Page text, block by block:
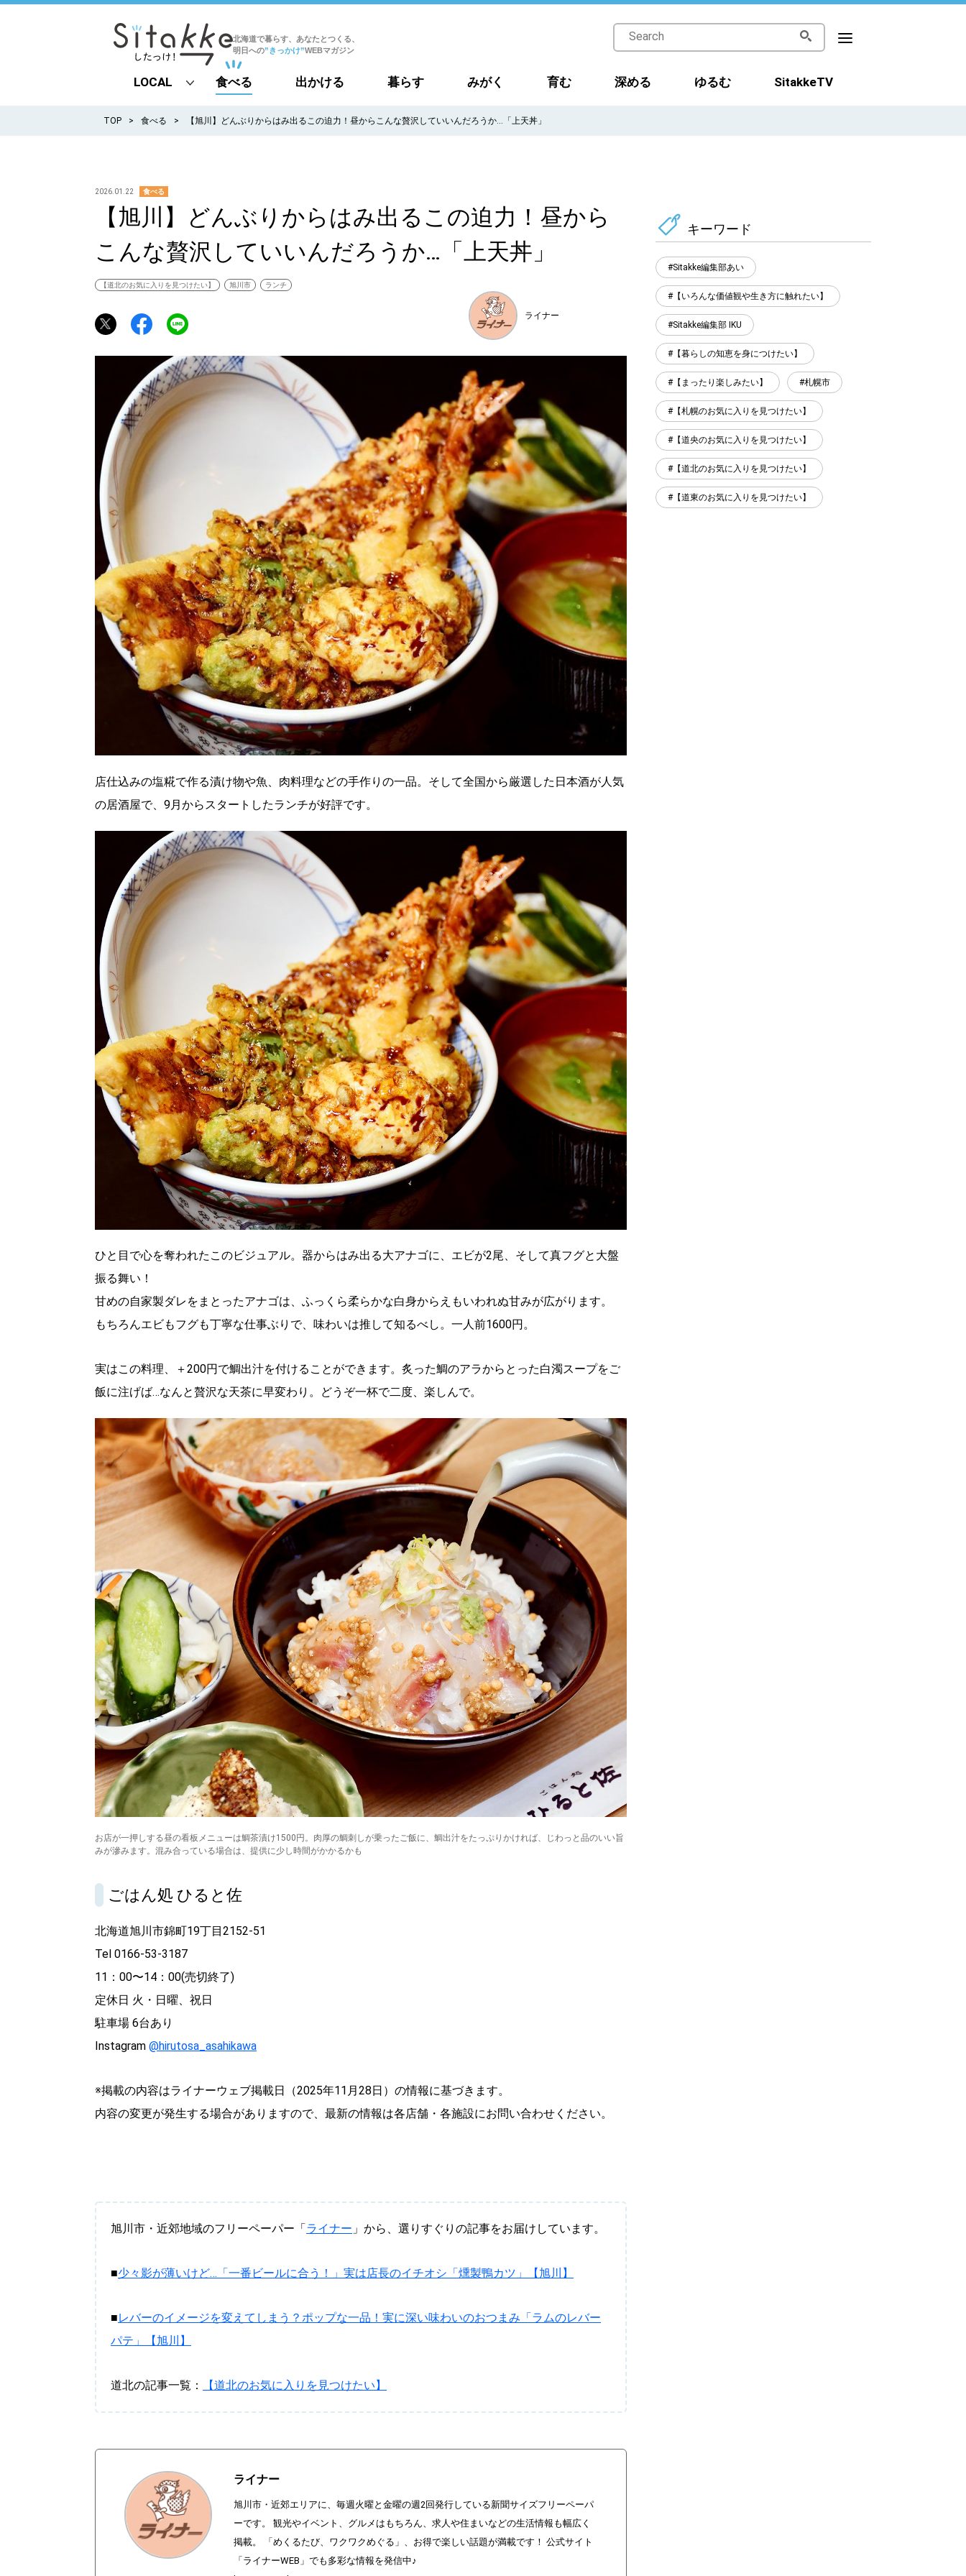
北海道で暮らす、あなたとつくる、
明日への”きっかけ”WEBマガジン
北海道で暮らす、あなたとつくる、
明日への”きっかけ”WEBマガジン
パートナーメディア Sitakkeパートナー
運営会社 広告掲載 情報提供・お問い合わせ 利用規約
プライバシーポリシー
閉じる
SEARCH
検索する
CATEGORY
カテゴリー
LOCAL
ローカルエリア
KEYWORD
キーワード
Sitakke編集部あい
Sitakke編集部 IKU
【まったり楽しみたい】
【道央のお気に入りを見つけたい】
【道東のお気に入りを見つけたい】
LOCAL
all
道北
道南
道東
道央
食べる 出かける 暮らす みがく 育む 深める ゆるむ SitakkeTV
TOP 食べる 【旭川】どんぶりからはみ出るこの迫力！昼からこんな贅沢していいんだろうか…「上天丼」
2026.01.22 食べる
【旭川】どんぶりからはみ出るこの迫力！昼から
こんな贅沢していいんだろうか…「上天丼」
【道北のお気に入りを見つけたい】 旭川市 ランチ
ライナー
店仕込みの塩糀で作る漬け物や魚、肉料理などの手作りの一品。そして全国から厳選した日本酒が人気
の居酒屋で、9月からスタートしたランチが好評です。
ひと目で心を奪われたこのビジュアル。器からはみ出る大アナゴに、エビが2尾、そして真フグと大盤
振る舞い！
甘めの自家製ダレをまとったアナゴは、ふっくら柔らかな白身からえもいわれぬ甘みが広がります。
もちろんエビもフグも丁寧な仕事ぶりで、味わいは推して知るべし。一人前1600円。
実はこの料理、＋200円で鯛出汁を付けることができます。炙った鯛のアラからとった白濁スープをご
飯に注げば…なんと贅沢な天茶に早変わり。どうぞ一杯で二度、楽しんで。
お店が一押しする昼の看板メニューは鯛茶漬け1500円。肉厚の鯛刺しが乗ったご飯に、鯛出汁をたっぷりかければ、じわっと品のいい旨
みが滲みます。混み合っている場合は、提供に少し時間がかかるかも
ごはん処 ひると佐
北海道旭川市錦町19丁目2152-51
Tel 0166-53-3187
11：00〜14：00(売切終了)
定休日 火・日曜、祝日
駐車場 6台あり
Instagram @hirutosa_asahikawa
※掲載の内容はライナーウェブ掲載日（2025年11月28日）の情報に基づきます。
内容の変更が発生する場合がありますので、最新の情報は各店舗・各施設にお問い合わせください。
旭川市・近郊地域のフリーペーパー「 ライナー 」から、選りすぐりの記事をお届けしています。
■少々影が薄いけど…「一番ビールに合う！」実は店長のイチオシ「燻製鴨カツ」【旭川】
■レバーのイメージを変えてしまう？ポップな一品！実に深い味わいのおつまみ「ラムのレバー
パテ」【旭川】
道北の記事一覧： 【道北のお気に入りを見つけたい】
ライナー
旭川市・近郊エリアに、毎週火曜と金曜の週2回発行している新聞サイズフリーペーパ
ーです。 観光やイベント、グルメはもちろん、求人や住まいなどの生活情報も幅広く
掲載。 「めくるたび、ワクワクめぐる」、お得で楽しい話題が満載です！ 公式サイト
「ライナーWEB」でも多彩な情報を発信中♪
キーワード
Sitakke編集部あい
【いろんな価値観や生き方に触れたい】
Sitakke編集部 IKU
【暮らしの知恵を身につけたい】
【まったり楽しみたい】 札幌市
【札幌のお気に入りを見つけたい】
【道央のお気に入りを見つけたい】
【道北のお気に入りを見つけたい】
【道東のお気に入りを見つけたい】